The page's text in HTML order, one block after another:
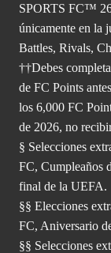
SPORTS FC™
únicamente en la
Battles, Rivals,
††Debes
de FC Points
los 6,000 FC
de 2026, no
§ Selecciones
FC, Cumpleaños
final de la UEFA.
§§ Elecciones
FC, Aniversario
§§ Selecciones